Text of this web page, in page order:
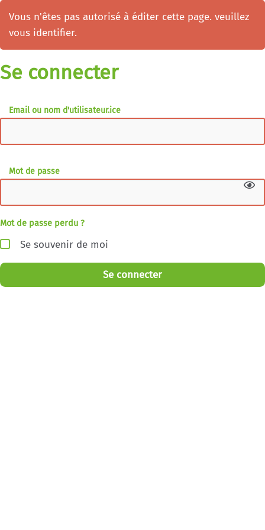
Vous n'êtes pas autorisé à éditer cette page. veuillez
vous identifier.
Se connecter
Email ou nom d'utilisateur.ice
Mot de passe
Mot de passe perdu ?
Se souvenir de moi
Se connecter